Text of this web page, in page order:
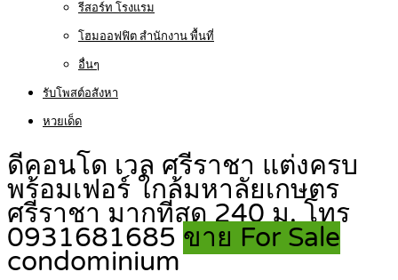
รีสอร์ท โรงแรม
โฮมออฟฟิต สำนักงาน พื้นที่
อื่นๆ
รับโพสต์อสังหา
หวยเด็ด
ดีคอนโด เวล ศรีราชา แต่งครบ
พร้อมเฟอร์ ใกล้มหาลัยเกษตร
ศรีราชา มากที่สุด 240 ม. โทร
0931681685 ขาย For Sale
condominium